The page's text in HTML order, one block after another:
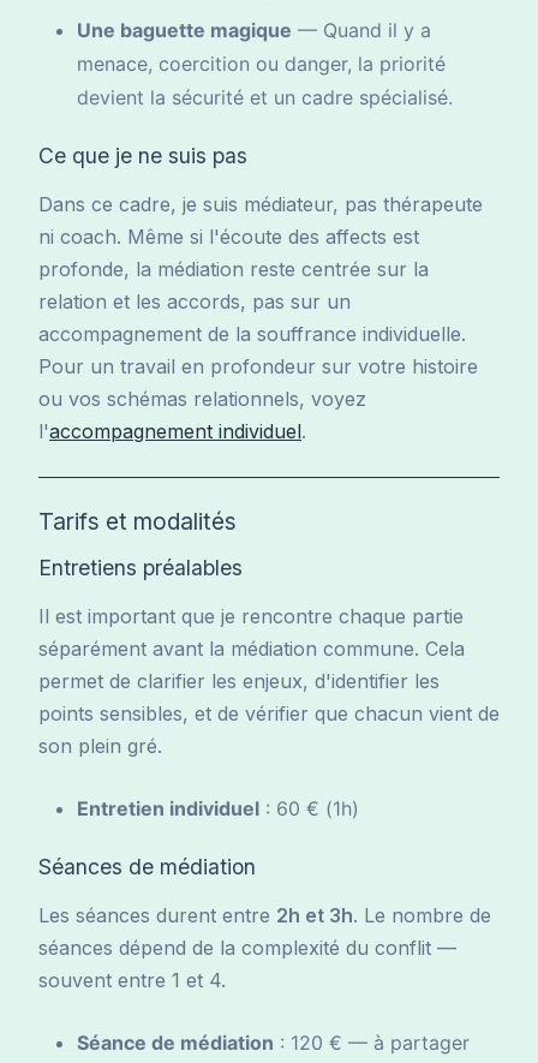
Une baguette magique — Quand il y a
menace, coercition ou danger, la priorité
devient la sécurité et un cadre spécialisé.
Ce que je ne suis pas
Dans ce cadre, je suis médiateur, pas thérapeute
ni coach. Même si l'écoute des affects est
profonde, la médiation reste centrée sur la
relation et les accords, pas sur un
accompagnement de la souffrance individuelle.
Pour un travail en profondeur sur votre histoire
ou vos schémas relationnels, voyez
l'accompagnement individuel.
Tarifs et modalités
Entretiens préalables
Il est important que je rencontre chaque partie
séparément avant la médiation commune. Cela
permet de clarifier les enjeux, d'identifier les
points sensibles, et de vérifier que chacun vient de
son plein gré.
Entretien individuel : 60 € (1h)
Séances de médiation
Les séances durent entre 2h et 3h. Le nombre de
séances dépend de la complexité du conflit —
souvent entre 1 et 4.
Séance de médiation : 120 € — à partager